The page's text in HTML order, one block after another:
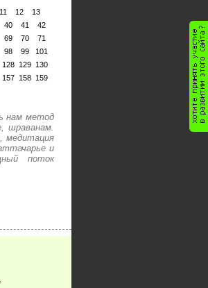
11 12
13
40 41
42
69 70
71
98 99
101
128 129 130
157 158 159
нам метод
шраванам.
медитация
и
поток